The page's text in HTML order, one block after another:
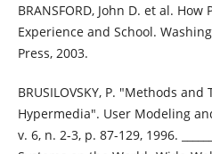
BRANSFORD, John D. et al.
Experience and School.
Press, 2003.
BRUSILOVSKY, P. "Methods
Hypermedia". User Modeling
v. 6, n. 2-3, p. 87-129, 1996.